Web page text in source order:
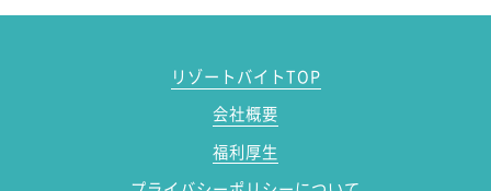
リゾートバイトTOP
会社概要
福利厚生